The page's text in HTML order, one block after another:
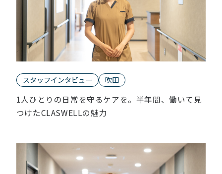
スタッフインタビュー 吹田
1人ひとりの日常を守るケアを。半年間、働いて見
つけたCLASWELLの魅力